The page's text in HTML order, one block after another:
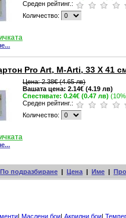
Среден рейтинг.:
Количество:
Pro Art, M-Arti, 33 X 41
Цена:2.38€ (4.65 лв)
Вашата цена: 2.14€ (4.19 лв)
Спестявате: 0.24€ (0.47 лв)
Среден рейтинг.:
Количество:
По подразбиране | Цена | Име |
| Маслени бои| Акрилни бои|